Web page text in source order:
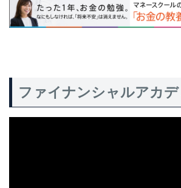
ファイナンシャルアカ